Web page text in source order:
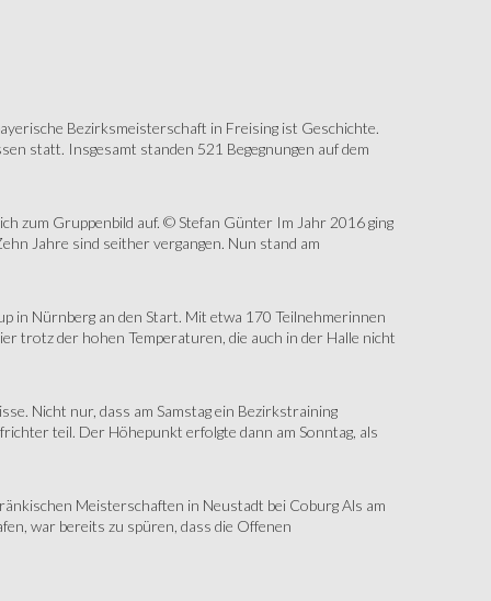
Bezirksmeisterschaft in Freising ist Geschichte.
statt. Insgesamt standen 521 Begegnungen auf dem
zum Gruppenbild auf. © Stefan Günter Im Jahr 2016 ging
Jahre sind seither vergangen. Nun stand am
in Nürnberg an den Start. Mit etwa 170 Teilnehmerinnen
trotz der hohen Temperaturen, die auch in der Halle nicht
Nicht nur, dass am Samstag ein Bezirkstraining
teil. Der Höhepunkt erfolgte dann am Sonntag, als
Meisterschaften in Neustadt bei Coburg Als am
war bereits zu spüren, dass die Offenen